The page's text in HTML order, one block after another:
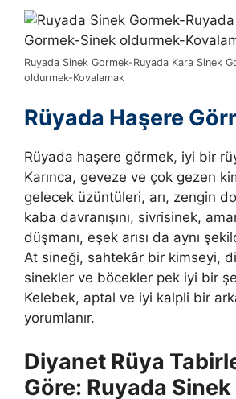
Ruyada Sinek Gormek-Ruyada Kara Sinek
oldurmek-Kovalamak
Rüyada Haşere
Rüyada haşere görmek, iyi bir
Karınca, geveze ve çok gezen
gelecek üzüntüleri, arı, zengin
kaba davranışını, sivrisinek,
düşmanı, eşek arısı da aynı
At sineği, sahtekâr bir kimseyi,
sinekler ve böcekler pek iyi bir
Kelebek, aptal ve iyi kalpli bir
yorumlanır.
Diyanet Rüya
Göre: Ruyada Sinek